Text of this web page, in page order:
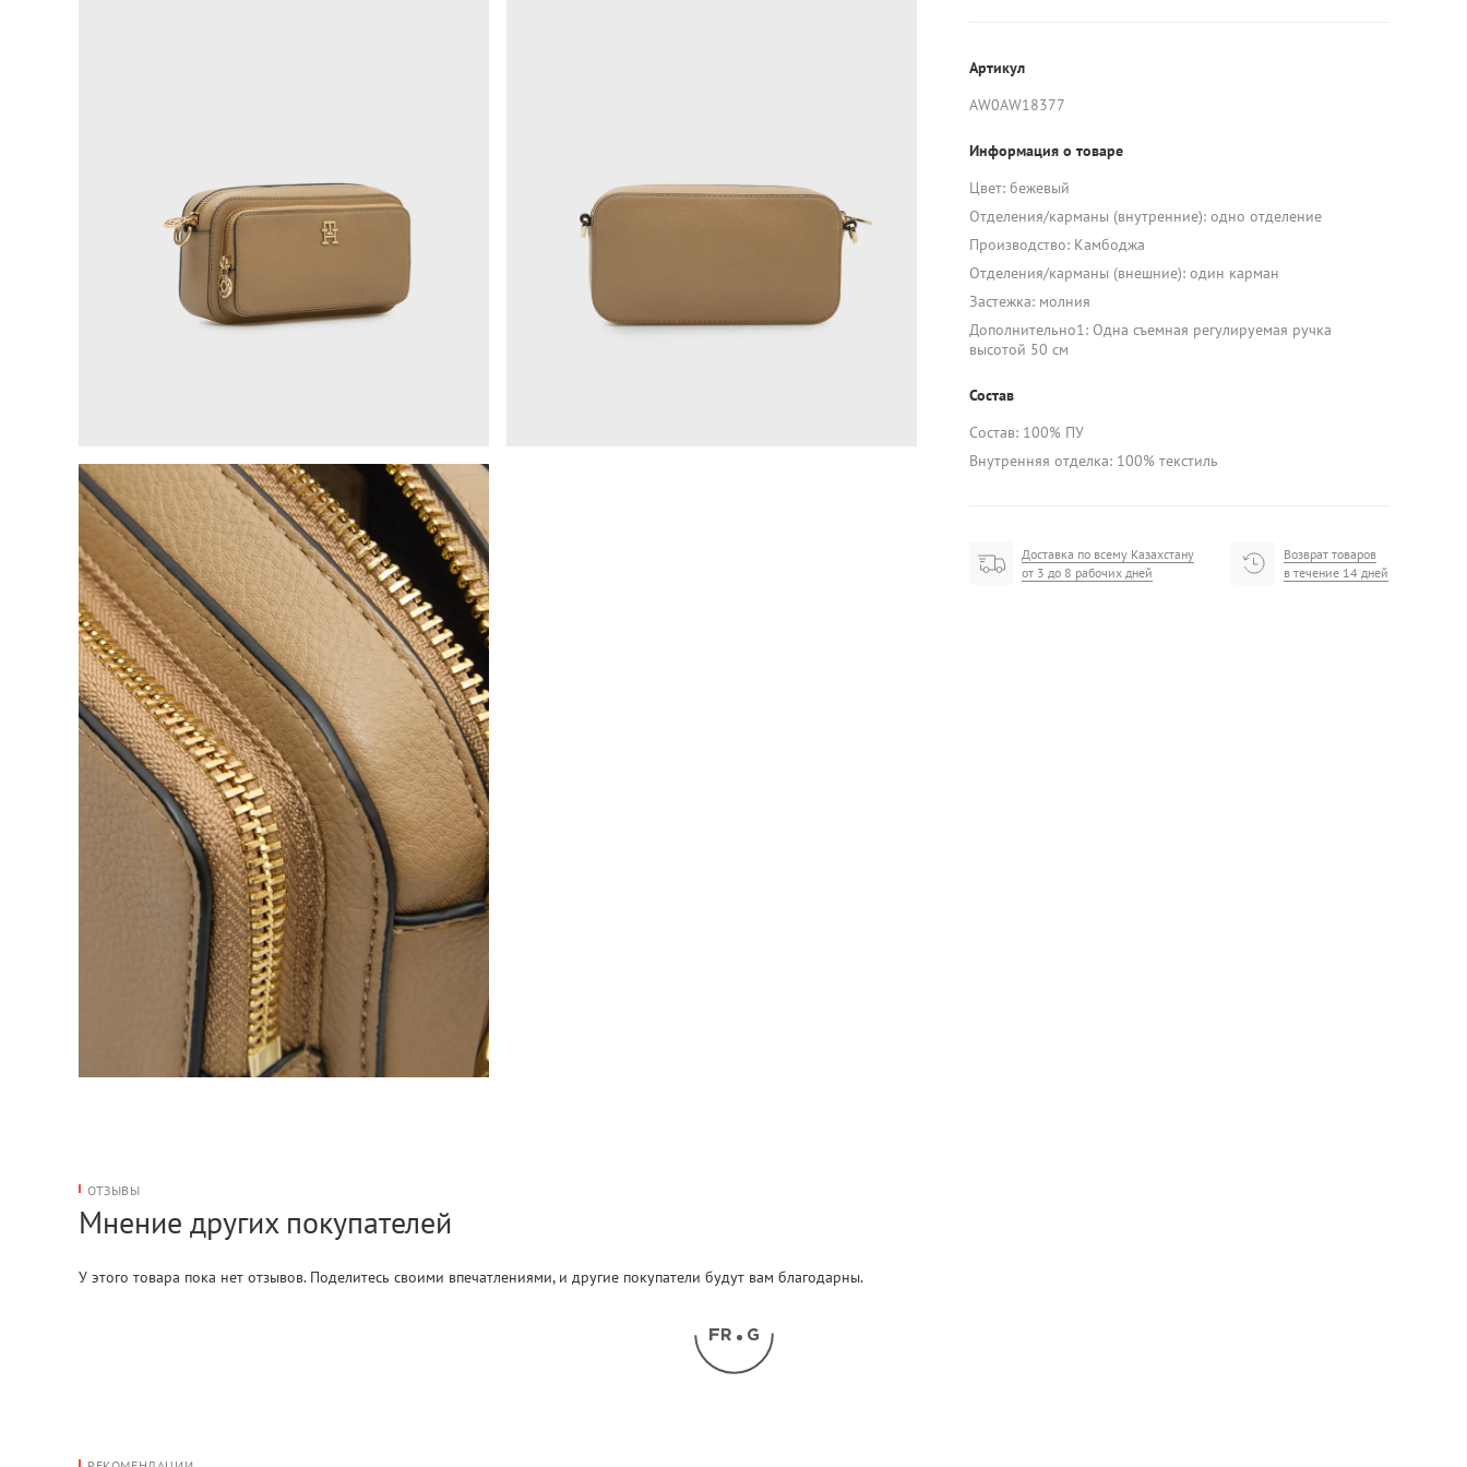
Артикул
AW0AW18377
Информация о товаре
Цвет: бежевый
Отделения/карманы (внутренние): одно отделение
Производство: Камбоджа
Отделения/карманы (внешние): один карман
Застежка: молния
Дополнительно1: Одна съемная регулируемая ручка
высотой 50 см
Состав
Состав: 100% ПУ
Внутренняя отделка: 100% текстиль
Доставка по всему Казахстану
от 3 до 8 рабочих дней
Возврат товаров
в течение 14 дней
ОТЗЫВЫ
Мнение других покупателей
У этого товара пока нет отзывов. Поделитесь своими впечатлениями, и другие покупатели будут вам благодарны.